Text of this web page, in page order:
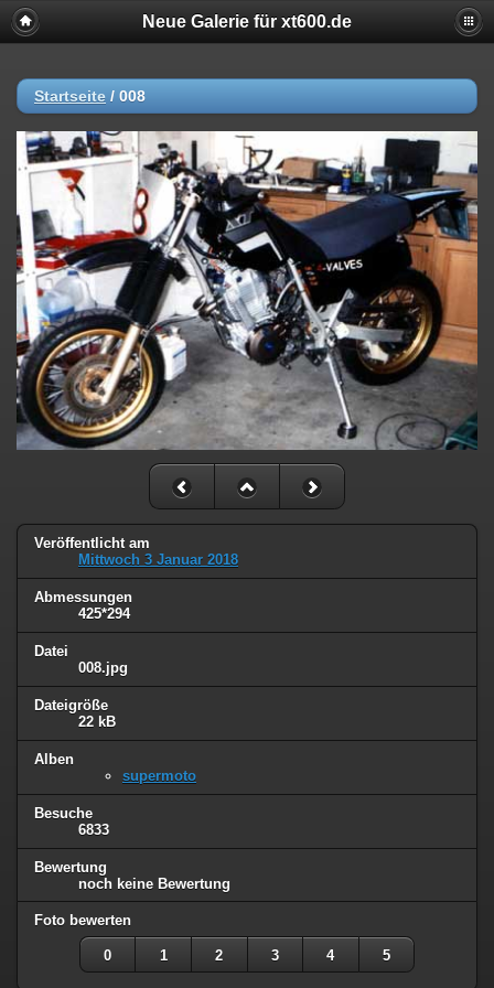
Neue Galerie für xt600.de
Startseite / 008
Veröffentlicht am
Mittwoch 3 Januar 2018
Abmessungen
425*294
Datei
008.jpg
Dateigröße
22 kB
Alben
supermoto
Besuche
6833
Bewertung
noch keine Bewertung
Foto bewerten
0 1 2 3 4 5